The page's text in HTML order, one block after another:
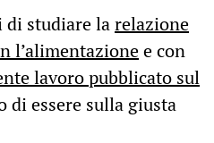
di studiare larelazione
l’alimentazionee con
lavoro pubblicato sul
di essere sulla giusta